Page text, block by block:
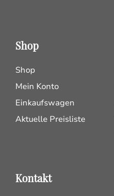
Shop
Shop
Mein Konto
Einkaufswagen
Aktuelle Preisliste
Kontakt